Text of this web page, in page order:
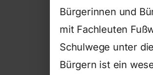
Bürgerinnen und
mit Fachleuten
Schulwege unter
Bürgern ist ein